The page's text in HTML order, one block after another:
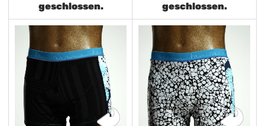
geschlossen.
geschlossen.